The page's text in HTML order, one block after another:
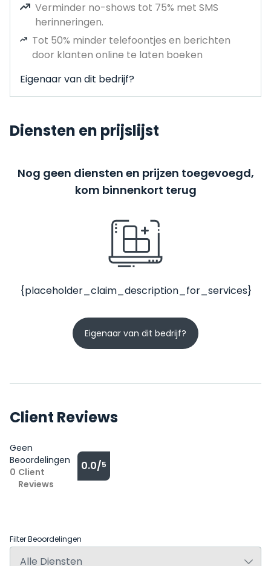
Verminder no-shows tot 75% met SMS
herinneringen.
Tot 50% minder telefoontjes en berichten
door klanten online te laten boeken
Eigenaar van dit bedrijf?
Diensten en prijslijst
Nog geen diensten en prijzen toegevoegd,
kom binnenkort terug
{placeholder_claim_description_for_services}
Eigenaar van dit bedrijf?
Client Reviews
Geen
Beoordelingen
0 Client
Reviews
0.0/5
Filter Beoordelingen